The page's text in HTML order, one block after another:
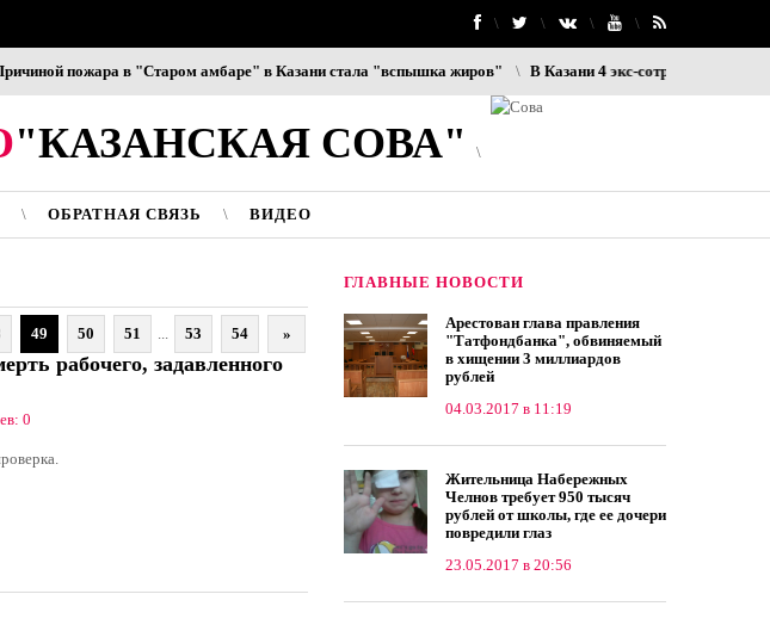
пожара в "Старом амбаре" в Казани стала "вспышка жиров" В Казани 4 экс-сотрудников ОП
"КАЗАНСКАЯ СОВА"
ОБРАТНАЯ СВЯЗЬ ВИДЕО
49 50 51 ... 53 54 »
рабочего, задавленного
0
ГЛАВНЫЕ НОВОСТИ
Арестован глава правления
"Татфондбанка", обвиняемый
в хищении 3 миллиардов
рублей
04.03.2017 в 11:19
Жительница Набережных
Челнов требует 950 тысяч
рублей от школы, где ее дочери
повредили глаз
23.05.2017 в 20:56